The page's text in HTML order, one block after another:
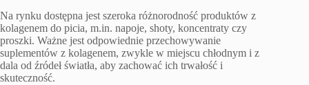
Na rynku dostępna jest szeroka różnorodność produktów z
kolagenem do picia, m.in. napoje, shoty, koncentraty czy
proszki. Ważne jest odpowiednie przechowywanie
suplementów z kolagenem, zwykle w miejscu chłodnym i z
dala od źródeł światła, aby zachować ich trwałość i
skuteczność.